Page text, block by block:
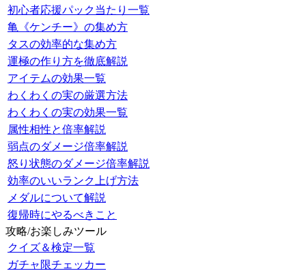
初心者応援パック当たり一覧
亀《ケンチー》の集め方
タスの効率的な集め方
運極の作り方を徹底解説
アイテムの効果一覧
わくわくの実の厳選方法
わくわくの実の効果一覧
属性相性と倍率解説
弱点のダメージ倍率解説
怒り状態のダメージ倍率解説
効率のいいランク上げ方法
メダルについて解説
復帰時にやるべきこと
攻略/お楽しみツール
クイズ＆検定一覧
ガチャ限チェッカー